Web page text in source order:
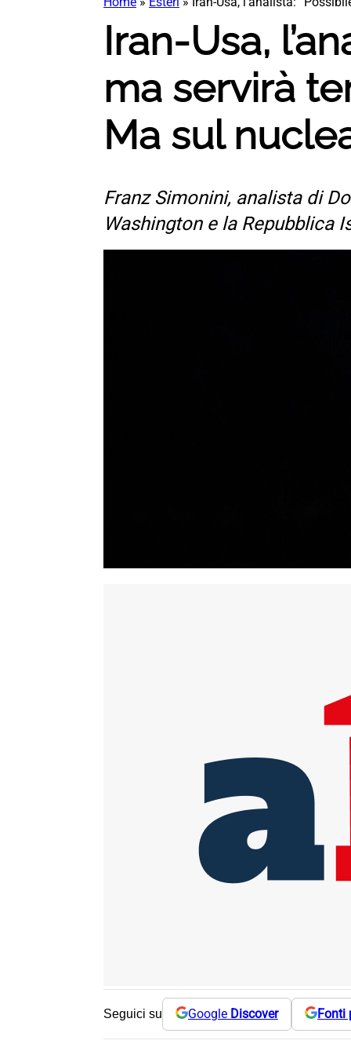
Iran-Usa,
ma servirà
Ma sul
Franz Simonini, analista di
Washington e la Repubblica
Seguici su Google Discover Fonti